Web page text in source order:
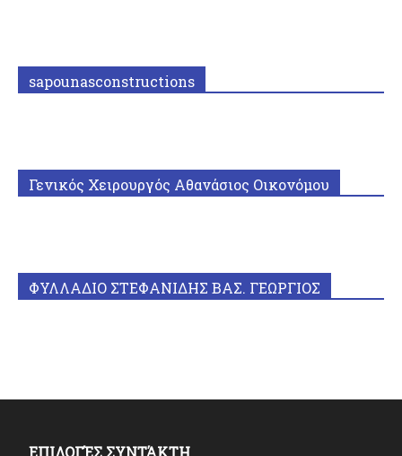
sapounasconstructions
Γενικός Χειρουργός Αθανάσιος Οικονόμου
ΦΥΛΛΑΔΙΟ ΣΤΕΦΑΝΙΔΗΣ ΒΑΣ. ΓΕΩΡΓΙΟΣ